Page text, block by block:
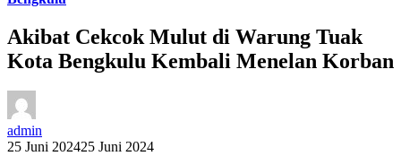
Akibat Cekcok Mulut di Warung Tuak
Kota Bengkulu Kembali Menelan Korban
admin
25 Juni 202425 Juni 2024